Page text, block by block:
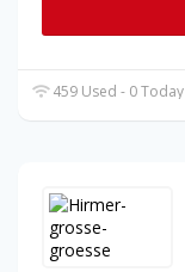
459 Used - 0 Today